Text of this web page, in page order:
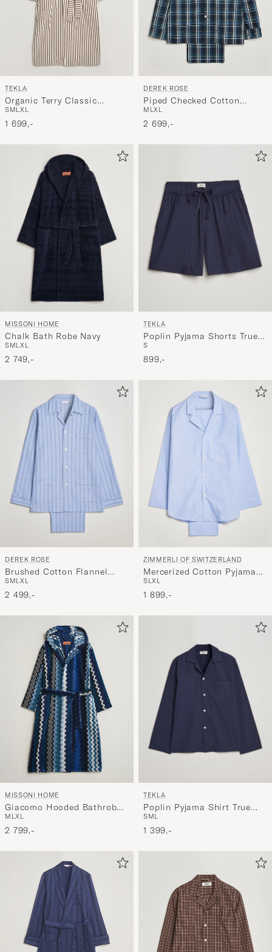
TEKLA
Organic Terry Classic
Bathrobe Kodiak Stripes
SMLXL
1 699,-
DEREK ROSE
Piped Checked Cotton
Pyjama Set Navy
M LXL
2 699,-
MISSONI HOME
Chalk Bath Robe Navy
SMLXL
2 749,-
TEKLA
Poplin Pyjama Shorts True
Navy
S
899,-
DEREK ROSE
Brushed Cotton Flannel
Striped Pyjama Set Blue
SMLXL
2 499,-
ZIMMERLI OF SWITZERLAND
Mercerized Cotton Pyjamas
Light Blue
SLXL
1 899,-
MISSONI HOME
Giacomo Hooded Bathrobe
Multi Blue
M LXL
2 799,-
TEKLA
Poplin Pyjama Shirt True
Navy
SML
1 399,-